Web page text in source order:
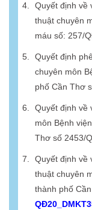
Quyết định về
thuật chuyên
máu số: 257/
Quyết định
chuyên môn
phố Cần Thơ
Quyết định về
môn Bệnh
Thơ số 2453/
Quyết định về
thuật chuyên
thành phố